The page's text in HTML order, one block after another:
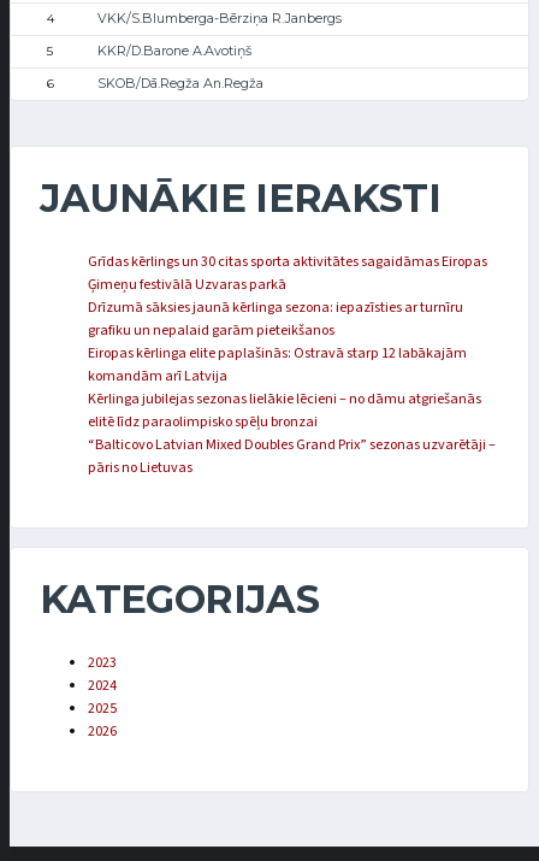
4 VKK/S.Blumberga-Bērziņa R.Janbergs
5 KKR/D.Barone A.Avotiņš
6 SKOB/Dā.Regža An.Regža
JAUNĀKIE IERAKSTI
Grīdas kērlings un 30 citas sporta aktivitātes sagaidāmas Eiropas
Ģimeņu festivālā Uzvaras parkā
Drīzumā sāksies jaunā kērlinga sezona: iepazīsties ar turnīru
grafiku un nepalaid garām pieteikšanos
Eiropas kērlinga elite paplašinās: Ostravā starp 12 labākajām
komandām arī Latvija
Kērlinga jubilejas sezonas lielākie lēcieni – no dāmu atgriešanās
elitē līdz paraolimpisko spēļu bronzai
“Balticovo Latvian Mixed Doubles Grand Prix” sezonas uzvarētāji –
pāris no Lietuvas
KATEGORIJAS
2023
2024
2025
2026